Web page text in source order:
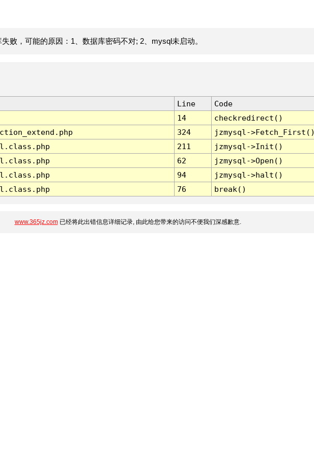
败，可能的原因：1、数据库密码不对; 2、mysql未启动。
Line
Code
14
checkredirect()
324
jzmysql-
211
jzmysql->Init()
62
jzmysql->Open()
94
jzmysql->halt()
76 break()
www.365jz.com已经将此出错信息详细记录, 由此给您带来的访问不便我们深感歉意.